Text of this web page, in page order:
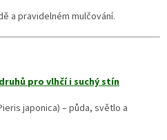
a pravidelném mulčování.
pro vlhčí i suchý stín
japonica) – půda, světlo a